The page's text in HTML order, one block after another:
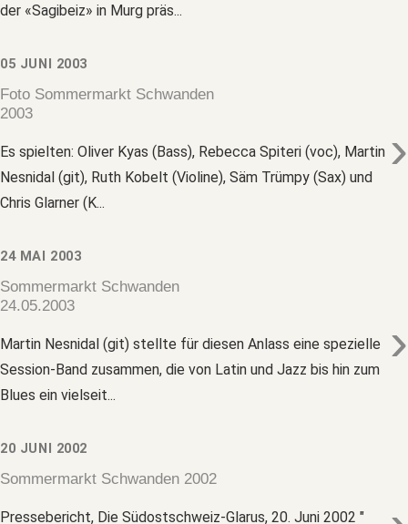
der «Sagibeiz» in Murg präs...
05 JUNI 2003
Foto Sommermarkt Schwanden
2003
›
Es spielten: Oliver Kyas (Bass), Rebecca Spiteri (voc), Martin
Nesnidal (git), Ruth Kobelt (Violine), Säm Trümpy (Sax) und
Chris Glarner (K...
24 MAI 2003
Sommermarkt Schwanden
24.05.2003
›
Martin Nesnidal (git) stellte für diesen Anlass eine spezielle
Session-Band zusammen, die von Latin und Jazz bis hin zum
Blues ein vielseit...
20 JUNI 2002
Sommermarkt Schwanden 2002
Pressebericht, Die Südostschweiz-Glarus, 20. Juni 2002 "